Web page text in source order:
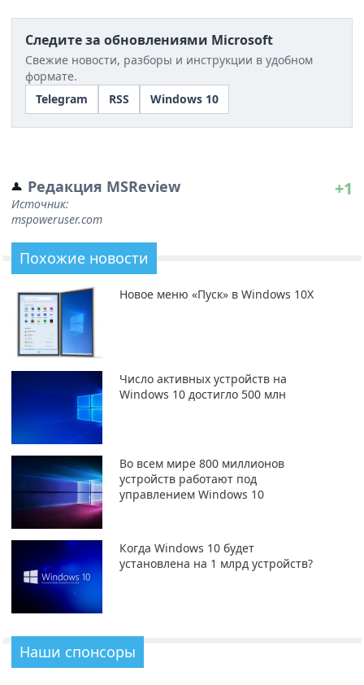
Следите за обновлениями Microsoft
Свежие новости, разборы и инструкции в удобном
формате.
Telegram
RSS Windows 10
Редакция MSReview
Источник:
mspoweruser.com
+1
Похожие новости
Новое меню «Пуск» в Windows 10X
Число активных устройств на
Windows 10 достигло 500 млн
Во всем мире 800 миллионов
устройств работают под
управлением Windows 10
Когда Windows 10 будет
установлена на 1 млрд устройств?
Наши спонсоры